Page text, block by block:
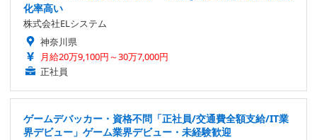
化率高い
株式会社ELシステム
神奈川県
月給20万9,100円～30万7,000円
正社員
ゲームデバッカー・資格不問「正社員/交通費全額支給/IT業
界デビュー」ゲーム業界デビュー・未経験歓迎